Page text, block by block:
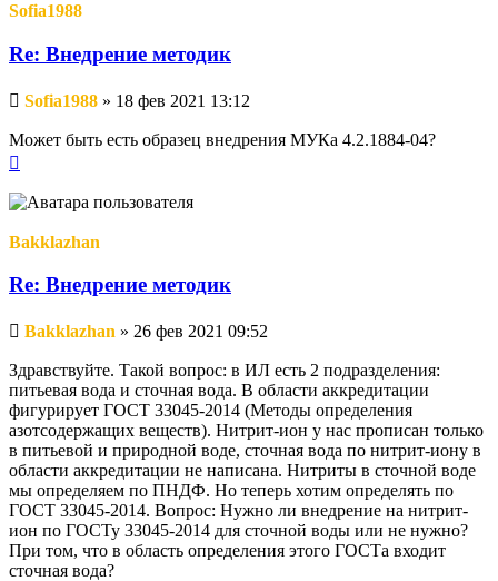
Sofia1988
Re: Внедрение методик
Непрочитанное
Sofia1988 » 18 фев 2021 13:12
Может быть есть образец внедрения МУКа 4.2.1884-04?
началу
Bakklazhan
Re: Внедрение методик
Непрочитанное
Bakklazhan » 26 фев 2021 09:52
Здравствуйте. Такой вопрос: в ИЛ есть 2 подразделения:
питьевая вода и сточная вода. В области аккредитации
фигурирует ГОСТ 33045-2014 (Методы определения
азотсодержащих веществ). Нитрит-ион у нас прописан только
в питьевой и природной воде, сточная вода по нитрит-иону в
области аккредитации не написана. Нитриты в сточной воде
мы определяем по ПНДФ. Но теперь хотим определять по
ГОСТ 33045-2014. Вопрос: Нужно ли внедрение на нитрит-
ион по ГОСТу 33045-2014 для сточной воды или не нужно?
При том, что в область определения этого ГОСТа входит
сточная вода?